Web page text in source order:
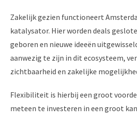
Zakelijk gezien functioneert
katalysator. Hier worden deals
geboren en nieuwe ideeën
aanwezig te zijn in dit ecosysteem,
zichtbaarheid en zakelijke
Flexibiliteit is hierbij een groot
meteen te investeren in een groot